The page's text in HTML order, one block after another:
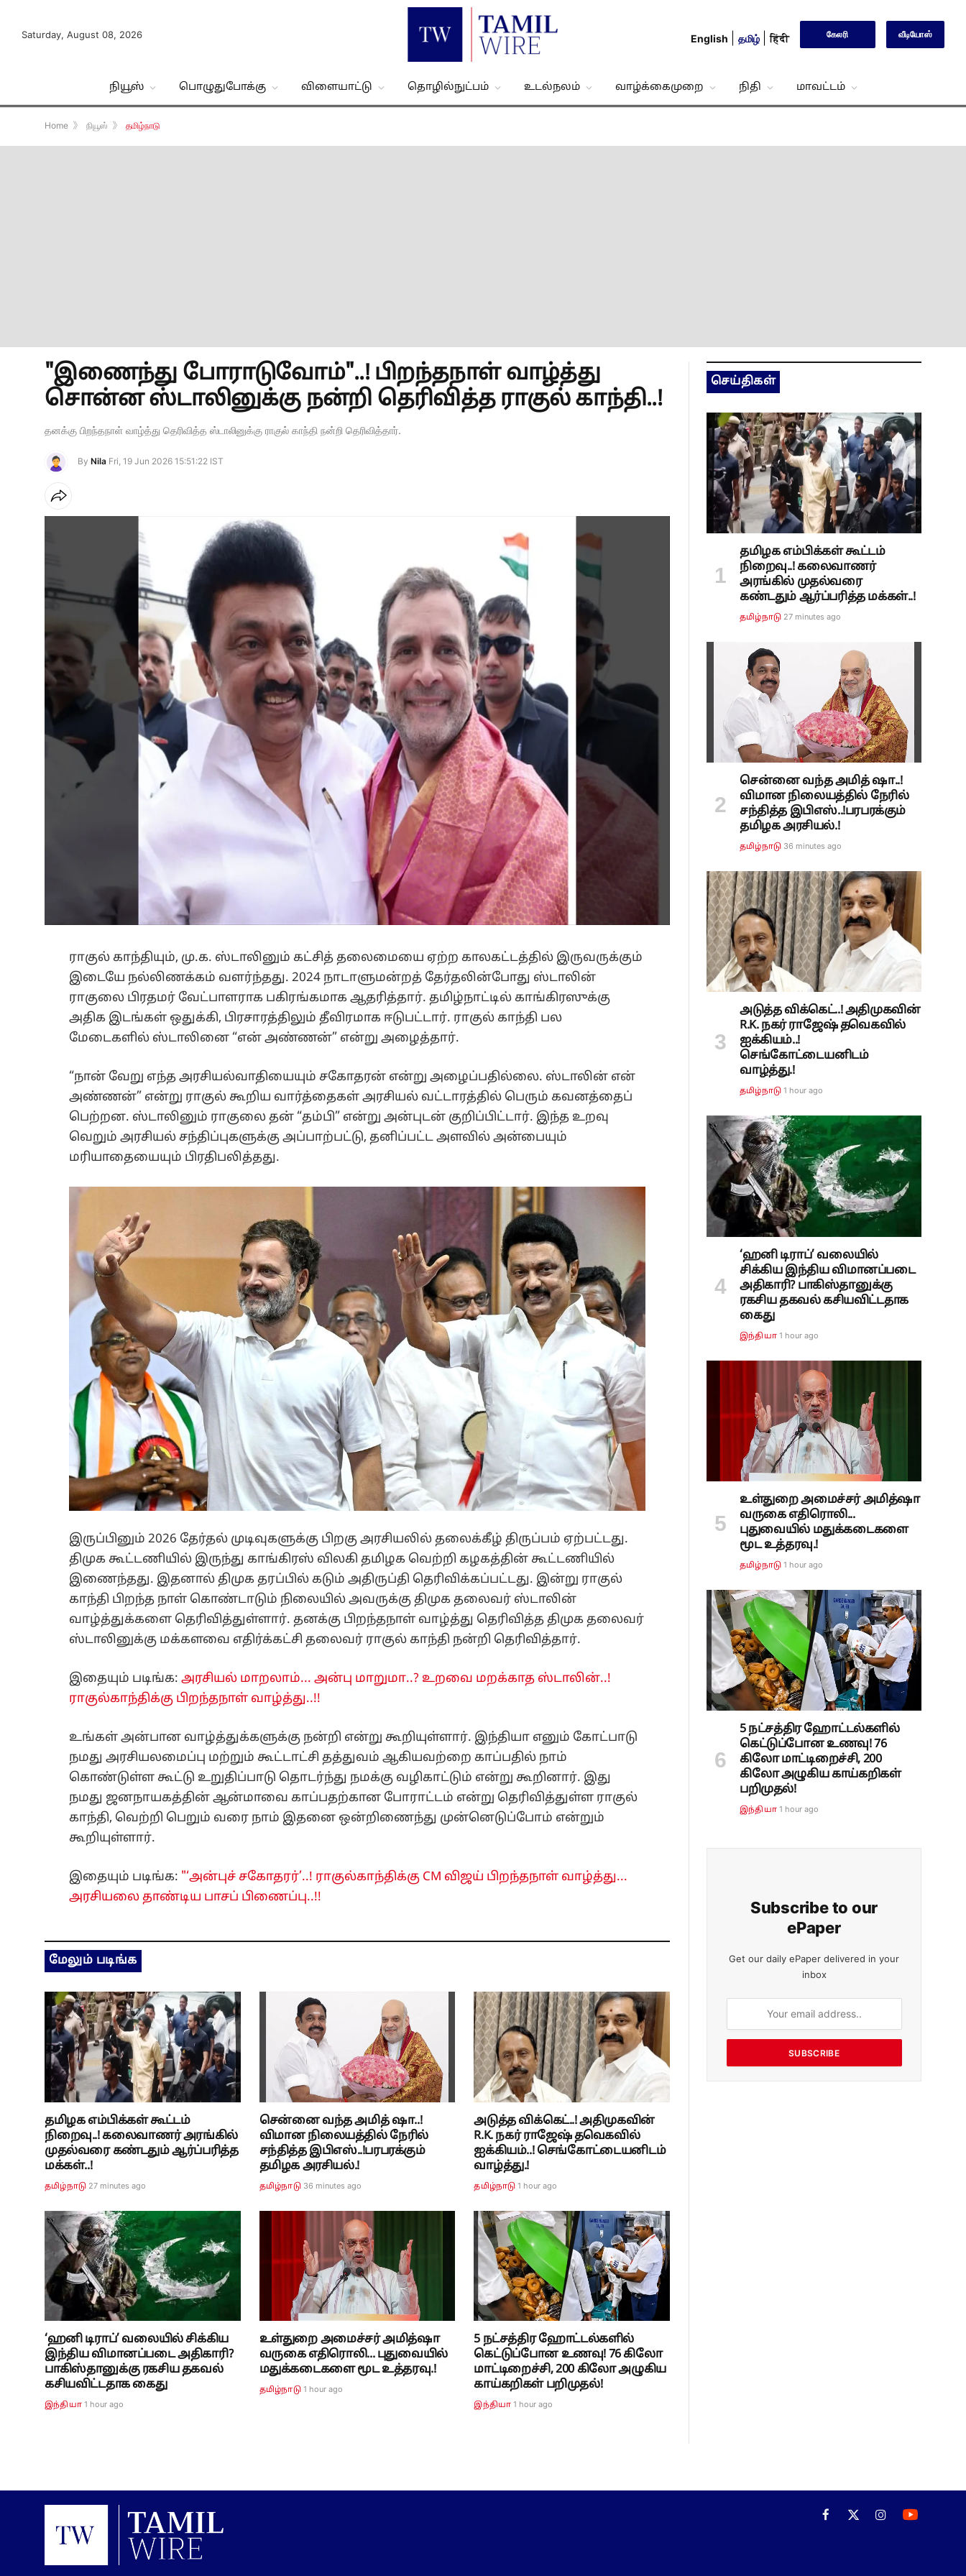
Saturday, August 08, 2026 English தமிழ் हिंदी கேலரி வீடியோஸ்
நியூஸ் பொழுதுபோக்கு விளையாட்டு தொழில்நுட்பம் உடல்நலம் வாழ்க்கைமுறை நிதி மாவட்டம்
Home 》 நியூஸ் 》 தமிழ்நாடு
"இணைந்து போராடுவோம்"..! பிறந்தநாள் வாழ்த்து
சொன்ன ஸ்டாலினுக்கு நன்றி தெரிவித்த ராகுல் காந்தி..!
தனக்கு பிறந்தநாள் வாழ்த்து தெரிவித்த ஸ்டாலினுக்கு ராகுல் காந்தி நன்றி தெரிவித்தார்.
By Nila Fri, 19 Jun 2026 15:51:22 IST
ராகுல் காந்தியும், மு.க. ஸ்டாலினும் கட்சித் தலைமையை ஏற்ற காலகட்டத்தில் இருவருக்கும்
இடையே நல்லிணக்கம் வளர்ந்தது. 2024 நாடாளுமன்றத் தேர்தலின்போது ஸ்டாலின்
ராகுலை பிரதமர் வேட்பாளராக பகிரங்கமாக ஆதரித்தார். தமிழ்நாட்டில் காங்கிரஸுக்கு
அதிக இடங்கள் ஒதுக்கி, பிரசாரத்திலும் தீவிரமாக ஈடுபட்டார். ராகுல் காந்தி பல
மேடைகளில் ஸ்டாலினை “என் அண்ணன்” என்று அழைத்தார்.
“நான் வேறு எந்த அரசியல்வாதியையும் சகோதரன் என்று அழைப்பதில்லை. ஸ்டாலின் என்
அண்ணன்” என்று ராகுல் கூறிய வார்த்தைகள் அரசியல் வட்டாரத்தில் பெரும் கவனத்தைப்
பெற்றன. ஸ்டாலினும் ராகுலை தன் “தம்பி” என்று அன்புடன் குறிப்பிட்டார். இந்த உறவு
வெறும் அரசியல் சந்திப்புகளுக்கு அப்பாற்பட்டு, தனிப்பட்ட அளவில் அன்பையும்
மரியாதையையும் பிரதிபலித்தது.
இருப்பினும் 2026 தேர்தல் முடிவுகளுக்கு பிறகு அரசியலில் தலைக்கீழ் திருப்பம் ஏற்பட்டது.
திமுக கூட்டணியில் இருந்து காங்கிரஸ் விலகி தமிழக வெற்றி கழகத்தின் கூட்டணியில்
இணைந்தது. இதனால் திமுக தரப்பில் கடும் அதிருப்தி தெரிவிக்கப்பட்டது. இன்று ராகுல்
காந்தி பிறந்த நாள் கொண்டாடும் நிலையில் அவருக்கு திமுக தலைவர் ஸ்டாலின்
வாழ்த்துக்களை தெரிவித்துள்ளார். தனக்கு பிறந்தநாள் வாழ்த்து தெரிவித்த திமுக தலைவர்
ஸ்டாலினுக்கு மக்களவை எதிர்க்கட்சி தலைவர் ராகுல் காந்தி நன்றி தெரிவித்தார்.
இதையும் படிங்க:அரசியல் மாறலாம்... அன்பு மாறுமா..? உறவை மறக்காத ஸ்டாலின்..!
ராகுல்காந்திக்கு பிறந்தநாள் வாழ்த்து..!!
உங்கள் அன்பான வாழ்த்துக்களுக்கு நன்றி என்று கூறியுள்ளார். இந்தியா எனும் கோட்பாடு
நமது அரசியலமைப்பு மற்றும் கூட்டாட்சி தத்துவம் ஆகியவற்றை காப்பதில் நாம்
கொண்டுள்ள கூட்டு உறுதிப்பாடு தொடர்ந்து நமக்கு வழிகாட்டும் என்று கூறினார். இது
நமது ஜனநாயகத்தின் ஆன்மாவை காப்பதற்கான போராட்டம் என்று தெரிவித்துள்ள ராகுல்
காந்தி, வெற்றி பெறும் வரை நாம் இதனை ஒன்றிணைந்து முன்னெடுப்போம் என்றும்
கூறியுள்ளார்.
இதையும் படிங்க: "‘அன்புச் சகோதரர்’..! ராகுல்காந்திக்கு CM விஜய் பிறந்தநாள் வாழ்த்து...
அரசியலை தாண்டிய பாசப் பிணைப்பு..!!
மேலும் படிங்க
தமிழக எம்பிக்கள் கூட்டம்
நிறைவு..! கலைவாணர் அரங்கில்
முதல்வரை கண்டதும் ஆர்ப்பரித்த
மக்கள்..!
தமிழ்நாடு 27 minutes ago
சென்னை வந்த அமித் ஷா..!
விமான நிலையத்தில் நேரில்
சந்தித்த இபிஎஸ்..!பரபரக்கும்
தமிழக அரசியல்.!
தமிழ்நாடு 36 minutes ago
அடுத்த விக்கெட்..! அதிமுகவின்
R.K. நகர் ராஜேஷ் தவெகவில்
ஐக்கியம்..! செங்கோட்டையனிடம்
வாழ்த்து.!
தமிழ்நாடு 1 hour ago
‘ஹனி டிராப்’ வலையில் சிக்கிய
இந்திய விமானப்படை அதிகாரி?
பாகிஸ்தானுக்கு ரகசிய தகவல்
கசியவிட்டதாக கைது
இந்தியா 1 hour ago
உள்துறை அமைச்சர் அமித்ஷா
வருகை எதிரொலி... புதுவையில்
மதுக்கடைகளை மூட உத்தரவு.!
தமிழ்நாடு 1 hour ago
5 நட்சத்திர ஹோட்டல்களில்
கெட்டுப்போன உணவு! 76 கிலோ
மாட்டிறைச்சி, 200 கிலோ அழுகிய
காய்கறிகள் பறிமுதல்!
இந்தியா 1 hour ago
செய்திகள்
தமிழக எம்பிக்கள் கூட்டம்
நிறைவு..! கலைவாணர்
அரங்கில் முதல்வரை
கண்டதும் ஆர்ப்பரித்த மக்கள்..!
தமிழ்நாடு 27 minutes ago
சென்னை வந்த அமித் ஷா..!
விமான நிலையத்தில் நேரில்
சந்தித்த இபிஎஸ்..!பரபரக்கும்
தமிழக அரசியல்.!
தமிழ்நாடு 36 minutes ago
அடுத்த விக்கெட்..! அதிமுகவின்
R.K. நகர் ராஜேஷ் தவெகவில்
ஐக்கியம்..!
செங்கோட்டையனிடம்
வாழ்த்து.!
தமிழ்நாடு 1 hour ago
‘ஹனி டிராப்’ வலையில்
சிக்கிய இந்திய விமானப்படை
அதிகாரி? பாகிஸ்தானுக்கு
ரகசிய தகவல் கசியவிட்டதாக
கைது
இந்தியா 1 hour ago
உள்துறை அமைச்சர் அமித்ஷா
வருகை எதிரொலி...
புதுவையில் மதுக்கடைகளை
மூட உத்தரவு.!
தமிழ்நாடு 1 hour ago
5 நட்சத்திர ஹோட்டல்களில்
கெட்டுப்போன உணவு! 76
கிலோ மாட்டிறைச்சி, 200
கிலோ அழுகிய காய்கறிகள்
பறிமுதல்!
இந்தியா 1 hour ago
Subscribe to our
ePaper
Get our daily ePaper delivered in your
inbox
SUBSCRIBE
Facebook
X
Instagram